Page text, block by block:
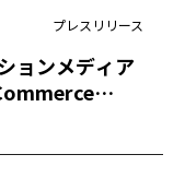
プレスリリース
ョンメディア